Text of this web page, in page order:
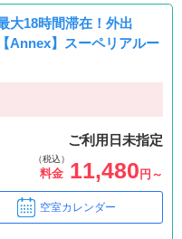
18時間滞在！外出
Annex】スーペリアルー
ご利用日未指定
（税込）
料金 11,480円～
空室カレンダー